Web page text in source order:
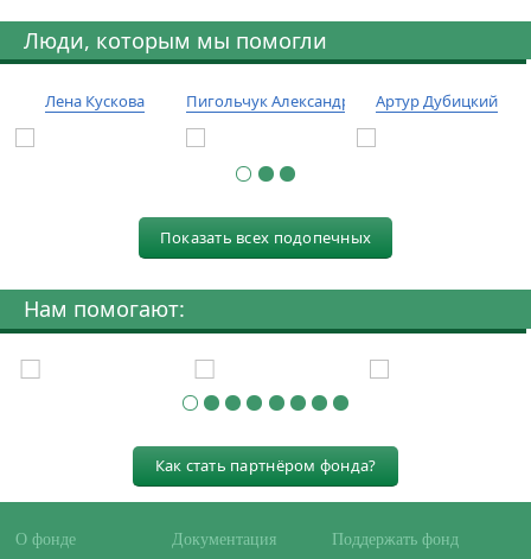
Люди, которым мы помогли
Лена Кускова Пигольчук Александр Артур Дубицкий
Показать всех подопечных
Нам помогают:
Как стать партнёром фонда?
О фонде Документация Поддержать фонд